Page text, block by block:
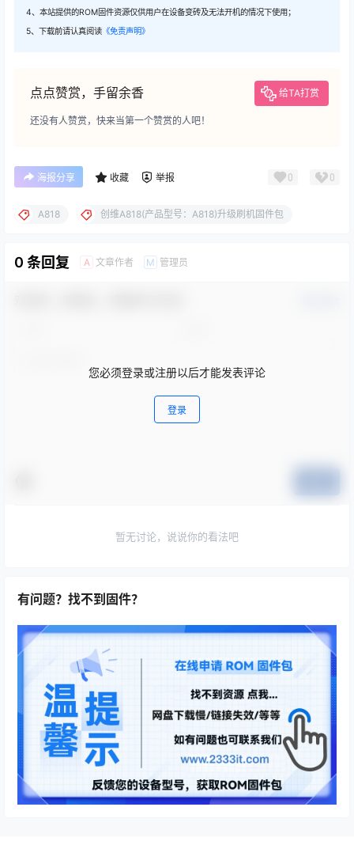
4、本站提供的ROM固件资源仅供用户在设备变砖及无法开机的情况下使用；
5、下载前请认真阅读 《免责声明》
点点赞赏，手留余香 给TA打赏
还没有人赞赏，快来当第一个赞赏的人吧！
海报分享 收藏 举报 0 0
A818 创维A818(产品型号：A818)升级刷机固件包
0 条回复 A 文章作者 M 管理员
您必须登录或注册以后才能发表评论
登录
暂无讨论，说说你的看法吧
有问题？找不到固件？